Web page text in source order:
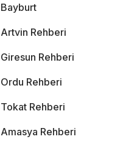
Bayburt
Artvin Rehberi
Giresun Rehberi
Ordu Rehberi
Tokat Rehberi
Amasya Rehberi